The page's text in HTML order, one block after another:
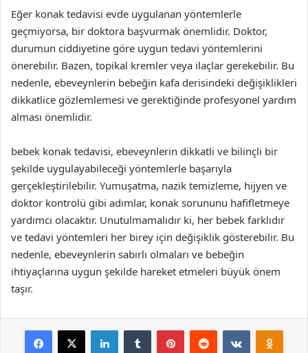
Eğer konak tedavisi evde uygulanan yöntemlerle
geçmiyorsa, bir doktora başvurmak önemlidir. Doktor,
durumun ciddiyetine göre uygun tedavi yöntemlerini
önerebilir. Bazen, topikal kremler veya ilaçlar gerekebilir. Bu
nedenle, ebeveynlerin bebeğin kafa derisindeki değişiklikleri
dikkatlice gözlemlemesi ve gerektiğinde profesyonel yardım
alması önemlidir.
bebek konak tedavisi, ebeveynlerin dikkatli ve bilinçli bir
şekilde uygulayabileceği yöntemlerle başarıyla
gerçekleştirilebilir. Yumuşatma, nazik temizleme, hijyen ve
doktor kontrolü gibi adımlar, konak sorununu hafifletmeye
yardımcı olacaktır. Unutulmamalıdır ki, her bebek farklıdır
ve tedavi yöntemleri her birey için değişiklik gösterebilir. Bu
nedenle, ebeveynlerin sabırlı olmaları ve bebeğin
ihtiyaçlarına uygun şekilde hareket etmeleri büyük önem
taşır.
Facebook
X LinkedInTumblr PinterestReddit VKontakte